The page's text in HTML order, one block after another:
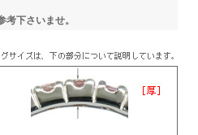
考下さいませ。